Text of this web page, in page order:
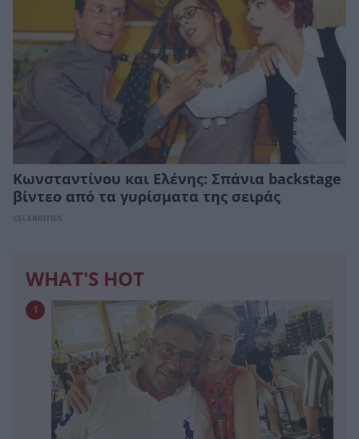
Κωνσταντίνου και Ελένης: Σπάνια backstage
βίντεο από τα γυρίσματα της σειράς
CELEBRITIES
WHAT'S HOT
1